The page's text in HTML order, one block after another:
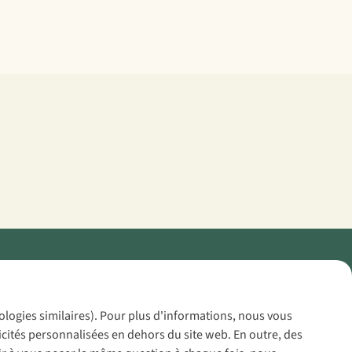
similaires). Pour plus d'informations, nous vous
personnalisées en dehors du site web. En outre, des